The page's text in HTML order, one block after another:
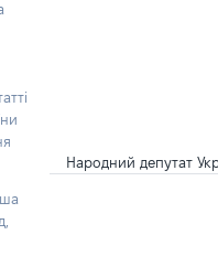
Народний депутат